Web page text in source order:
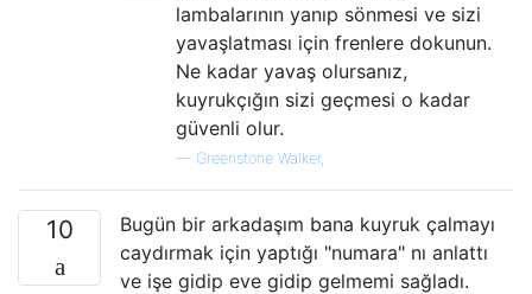
lambalarının yanıp sönmesi ve sizi
yavaşlatması için frenlere dokunun.
Ne kadar yavaş olursanız,
kuyrukçığın sizi geçmesi o kadar
güvenli olur.
— Greenstone Walker,
10
Bugün bir arkadaşım bana kuyruk çalmayı
caydırmak için yaptığı "numara" nı anlattı
ve işe gidip eve gidip gelmemi sağladı.